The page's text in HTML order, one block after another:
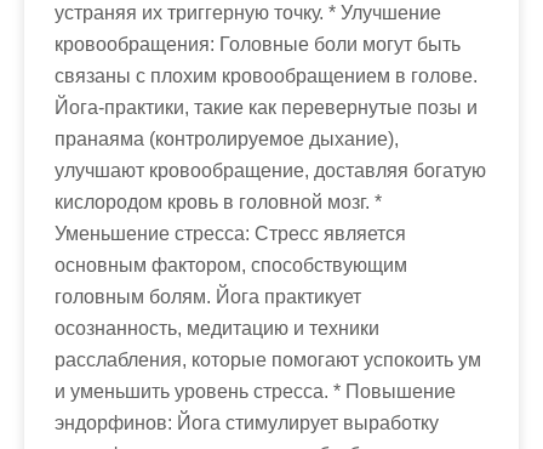
устраняя их триггерную точку. * Улучшение
кровообращения: Головные боли могут быть
связаны с плохим кровообращением в голове.
Йога-практики, такие как перевернутые позы и
пранаяма (контролируемое дыхание),
улучшают кровообращение, доставляя богатую
кислородом кровь в головной мозг. *
Уменьшение стресса: Стресс является
основным фактором, способствующим
головным болям. Йога практикует
осознанность, медитацию и техники
расслабления, которые помогают успокоить ум
и уменьшить уровень стресса. * Повышение
эндорфинов: Йога стимулирует выработку